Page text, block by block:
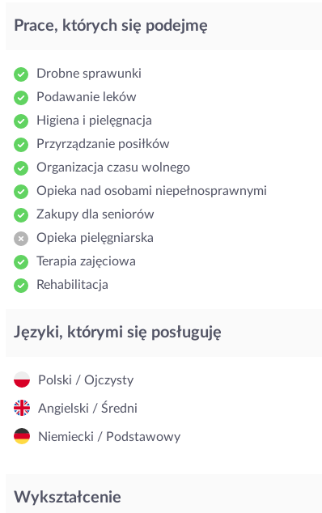
Prace, których się podejmę
Drobne sprawunki
Podawanie leków
Higiena i pielęgnacja
Przyrządzanie posiłków
Organizacja czasu wolnego
Opieka nad osobami niepełnosprawnymi
Zakupy dla seniorów
Opieka pielęgniarska
Terapia zajęciowa
Rehabilitacja
Języki, którymi się posługuję
Polski / Ojczysty
Angielski / Średni
Niemiecki / Podstawowy
Wykształcenie